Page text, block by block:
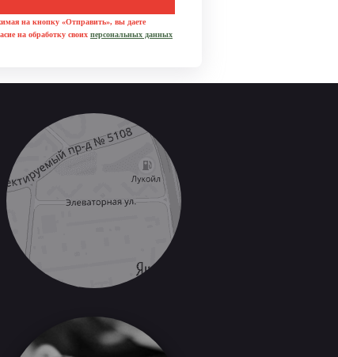
на кнопку «Отправить», вы даете
на обработку своих персональных данных